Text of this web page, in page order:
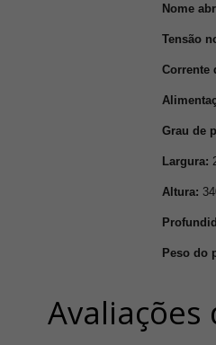
Nome
Tensão
Corrente
Grau de
Largura:
Altura:
Peso do
Avaliações